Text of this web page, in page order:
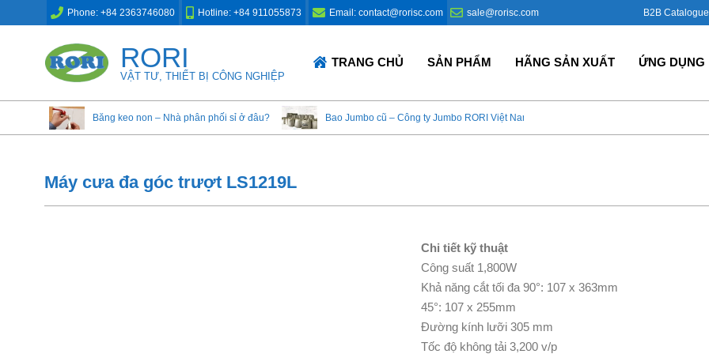
to
Phone: +84 2363746080 Hotline: +84 911055873 Email: contact@rorisc.com sale@rorisc.com B2B Catalogue
RORI
VẬT TƯ, THIẾT BỊ CÔNG NGHIỆP
Primary
TRANG CHỦ SẢN PHẨM HÃNG SẢN XUẤT ỨNG DỤNG
Băng keo non – Nhà phân phối sỉ ở đâu? Bao Jumbo cũ – Công ty Jumbo RORI Việt Nam? Bao Jumbo giá rẻ – Giải
Máy cưa đa góc trượt LS1219L
Chi tiết kỹ thuật
Công suất 1,800W
Khả năng cắt tối đa 90°: 107 x 363mm
45°: 107 x 255mm
Đường kính lưỡi 305 mm
Tốc độ không tải 3,200 v/p